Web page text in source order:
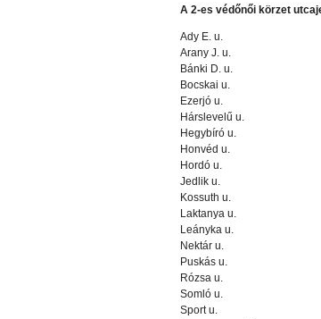
A 2-es védőnői körzet
Ady E. u.
Arany J. u.
Bánki D. u.
Bocskai u.
Ezerjó u.
Hárslevelű u.
Hegybíró u.
Honvéd u.
Hordó u.
Jedlik u.
Kossuth u.
Laktanya u.
Leányka u.
Nektár u.
Puskás u.
Rózsa u.
Somló u.
Sport u.